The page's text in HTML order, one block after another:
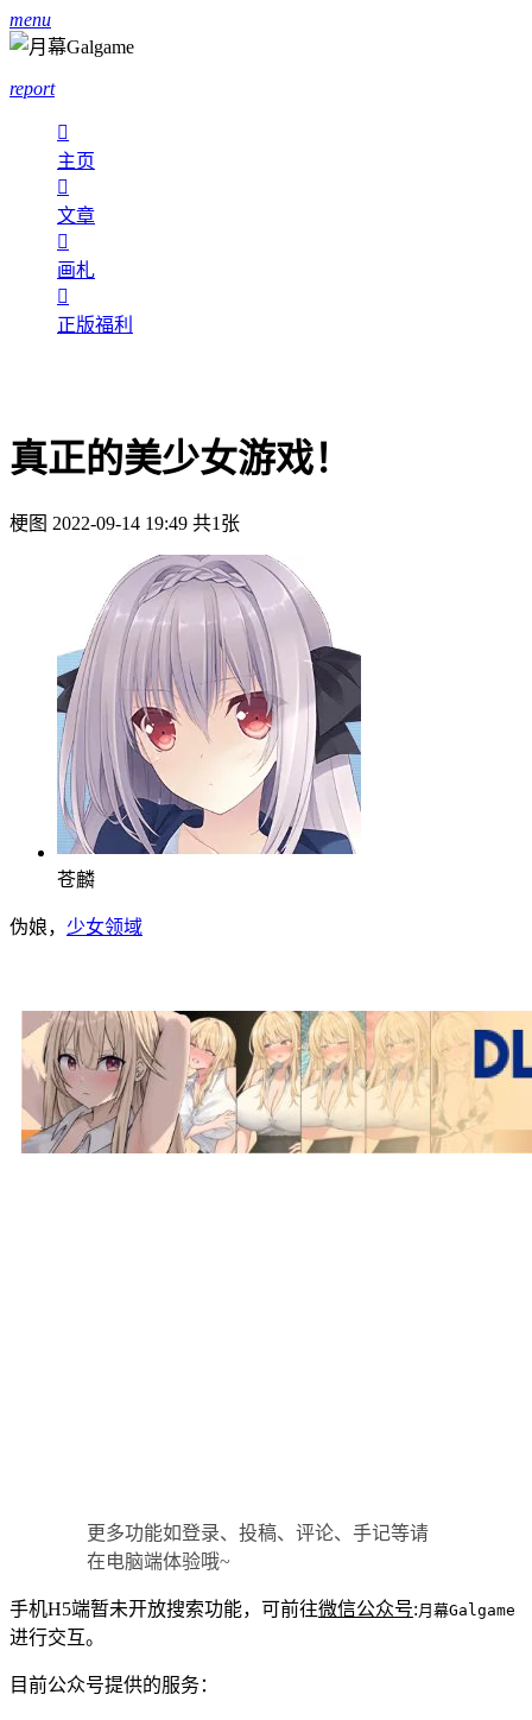
menu
report

主页

文章

画札

正版福利
真正的美少女游戏！
梗图 2022-09-14 19:49 共1张
苍麟
伪娘， 少女领域
更多功能如登录、投稿、评论、手记等请
在电脑端体验哦~
手机H5端暂未开放搜索功能，可前往微信公众号:月幕Galgame
进行交互。
目前公众号提供的服务：